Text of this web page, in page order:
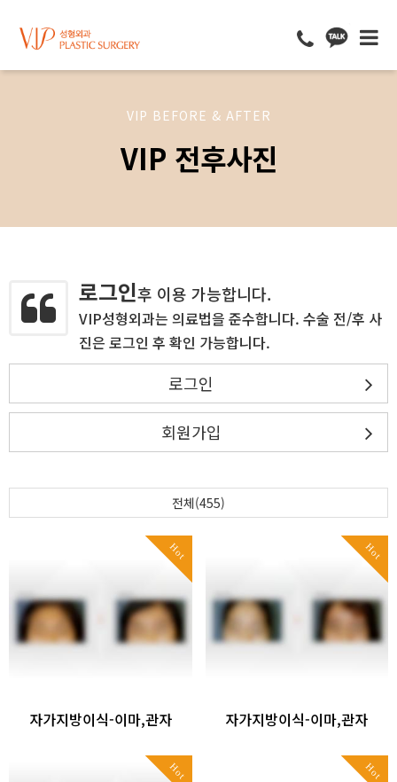
VIP BEFORE & AFTER
VIP 전후사진
로그인후 이용 가능합니다.
VIP성형외과는 의료법을 준수합니다. 수술 전/후 사
진은 로그인 후 확인 가능합니다.
로그인
회원가입
전체(455)
Hot
자가지방이식-이마,관자
Hot
자가지방이식-이마,관자
Hot Hot